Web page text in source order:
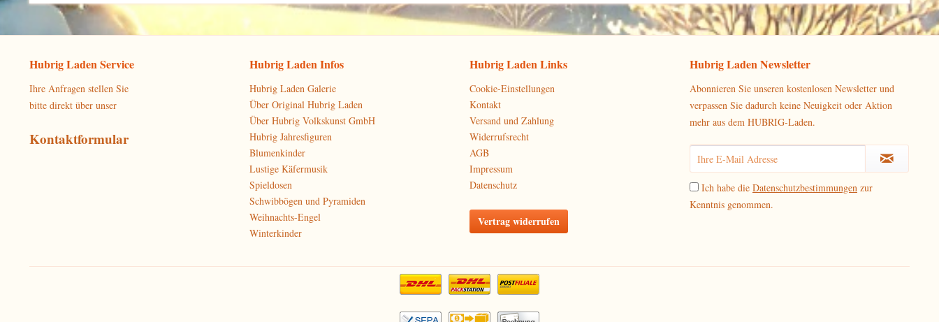
Hubrig Laden Service
Ihre Anfragen stellen Sie
bitte direkt über unser
Kontaktformular
Hubrig Laden Infos
Hubrig Laden Galerie
Über Original Hubrig Laden
Über Hubrig Volkskunst GmbH
Hubrig Jahresfiguren
Blumenkinder
Lustige Käfermusik
Spieldosen
Schwibbögen und Pyramiden
Weihnachts-Engel
Winterkinder
Hubrig Laden Links
Cookie-Einstellungen
Kontakt
Versand und Zahlung
Widerrufsrecht
AGB
Impressum
Datenschutz
Vertrag widerrufen
Hubrig Laden Newsletter
Abonnieren Sie unseren kostenlosen Newsletter und
verpassen Sie dadurch keine Neuigkeit oder Aktion
mehr aus dem HUBRIG-Laden.
Ich habe die Datenschutzbestimmungen zur
Kenntnis genommen.